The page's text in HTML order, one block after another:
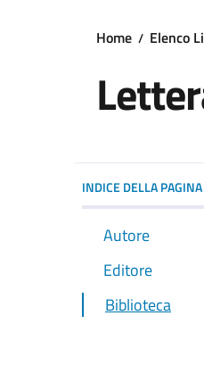
Home Elenco
INDICE DELLA PAGINA
Autore
Editore
Biblioteca